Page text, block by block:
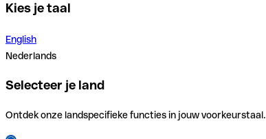
Kies je taal
English
Nederlands
Selecteer je land
Ontdek onze landspecifieke functies in jouw voorkeurstaal.